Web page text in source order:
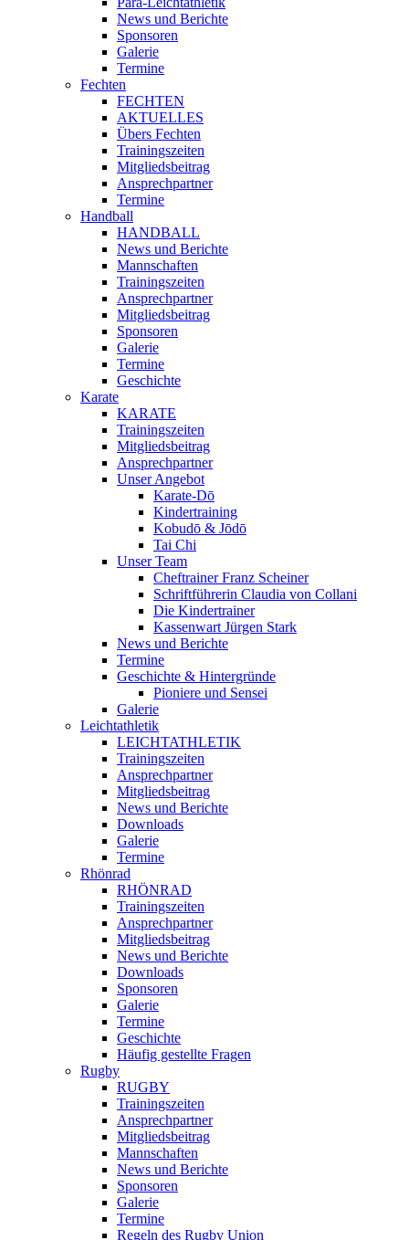
News und Berichte
Sponsoren
Galerie
Termine
Fechten
FECHTEN
AKTUELLES
Übers Fechten
Trainingszeiten
Mitgliedsbeitrag
Ansprechpartner
Termine
Handball
HANDBALL
News und Berichte
Mannschaften
Trainingszeiten
Ansprechpartner
Mitgliedsbeitrag
Sponsoren
Galerie
Termine
Geschichte
Karate
KARATE
Trainingszeiten
Mitgliedsbeitrag
Ansprechpartner
Unser Angebot
Karate-Dō
Kindertraining
Kobudō & Jōdō
Tai Chi
Unser Team
Cheftrainer Franz Scheiner
Schriftführerin Claudia von Collani
Die Kindertrainer
Kassenwart Jürgen Stark
News und Berichte
Termine
Geschichte & Hintergründe
Pioniere und Sensei
Galerie
Leichtathletik
LEICHTATHLETIK
Trainingszeiten
Ansprechpartner
Mitgliedsbeitrag
News und Berichte
Downloads
Galerie
Termine
Rhönrad
RHÖNRAD
Trainingszeiten
Ansprechpartner
Mitgliedsbeitrag
News und Berichte
Downloads
Sponsoren
Galerie
Termine
Geschichte
Häufig gestellte Fragen
Rugby
RUGBY
Trainingszeiten
Ansprechpartner
Mitgliedsbeitrag
Mannschaften
News und Berichte
Sponsoren
Galerie
Termine
Regeln des Rugby Union